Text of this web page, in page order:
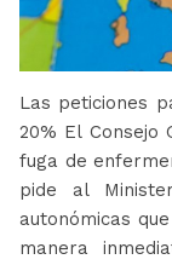
Las peticiones
20% El Consejo
fuga de
pide al
autonómicas
manera